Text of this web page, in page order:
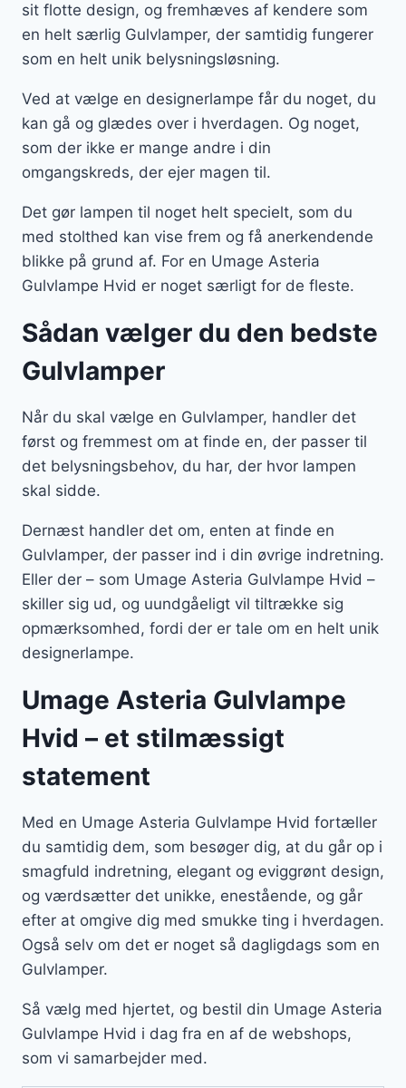
sit flotte design, og fremhæves af kendere som
en helt særlig Gulvlamper, der samtidig fungerer
som en helt unik belysningsløsning.
Ved at vælge en designerlampe får du noget, du
kan gå og glædes over i hverdagen. Og noget,
som der ikke er mange andre i din
omgangskreds, der ejer magen til.
Det gør lampen til noget helt specielt, som du
med stolthed kan vise frem og få anerkendende
blikke på grund af. For en Umage Asteria
Gulvlampe Hvid er noget særligt for de fleste.
Sådan vælger du den bedste
Gulvlamper
Når du skal vælge en Gulvlamper, handler det
først og fremmest om at finde en, der passer til
det belysningsbehov, du har, der hvor lampen
skal sidde.
Dernæst handler det om, enten at finde en
Gulvlamper, der passer ind i din øvrige indretning.
Eller der – som Umage Asteria Gulvlampe Hvid –
skiller sig ud, og uundgåeligt vil tiltrække sig
opmærksomhed, fordi der er tale om en helt unik
designerlampe.
Umage Asteria Gulvlampe
Hvid – et stilmæssigt
statement
Med en Umage Asteria Gulvlampe Hvid fortæller
du samtidig dem, som besøger dig, at du går op i
smagfuld indretning, elegant og eviggrønt design,
og værdsætter det unikke, enestående, og går
efter at omgive dig med smukke ting i hverdagen.
Også selv om det er noget så dagligdags som en
Gulvlamper.
Så vælg med hjertet, og bestil din Umage Asteria
Gulvlampe Hvid i dag fra en af de webshops,
som vi samarbejder med.